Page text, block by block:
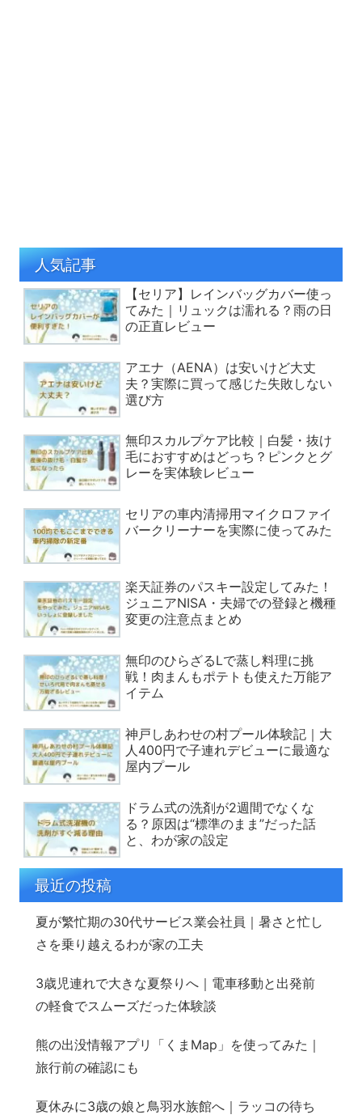
人気記事
【セリア】レインバッグカバー使っ
てみた｜リュックは濡れる？雨の日
の正直レビュー
アエナ（AENA）は安いけど大丈
夫？実際に買って感じた失敗しない
選び方
無印スカルプケア比較｜白髪・抜け
毛におすすめはどっち？ピンクとグ
レーを実体験レビュー
セリアの車内清掃用マイクロファイ
バークリーナーを実際に使ってみた
楽天証券のパスキー設定してみた！
ジュニアNISA・夫婦での登録と機種
変更の注意点まとめ
無印のひらざるLで蒸し料理に挑
戦！肉まんもポテトも使えた万能ア
イテム
神戸しあわせの村プール体験記｜大
人400円で子連れデビューに最適な
屋内プール
ドラム式の洗剤が2週間でなくな
る？原因は“標準のまま”だった話
と、わが家の設定
最近の投稿
夏が繁忙期の30代サービス業会社員｜暑さと忙し
さを乗り越えるわが家の工夫
3歳児連れで大きな夏祭りへ｜電車移動と出発前
の軽食でスムーズだった体験談
熊の出没情報アプリ「くまMap」を使ってみた｜
旅行前の確認にも
夏休みに3歳の娘と鳥羽水族館へ｜ラッコの待ち